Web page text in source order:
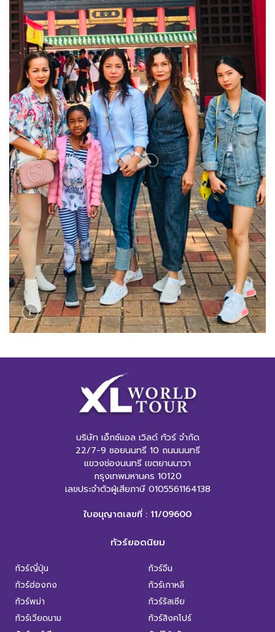
บริษัท เอ็กซ์แอล เวิลด์ ทัวร์ จำกัด
22/7-9 ซอยนนทรี 10 ถนนนนทรี
แขวงช่องนนทรี เขตยานนาวา
กรุงเทพมหานคร 10120
เลขประจำตัวผู้เสียภาษี 0105561164138
ใบอนุญาตเลขที่ : 11/09600
ทัวร์ยอดนิยม
ทัวร์ญี่ปุ่น
ทัวร์ฮ่องกง
ทัวร์พม่า
ทัวร์เวียดนาม
ทัวร์จีน
ทัวร์เกาหลี
ทัวร์รัสเซีย
ทัวร์สิงคโปร์